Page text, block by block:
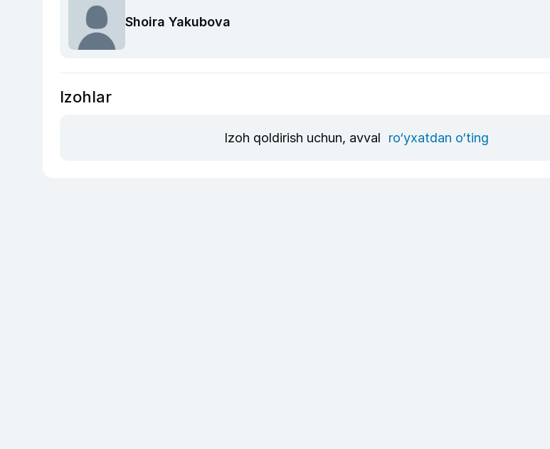
Shoira Yakubova
Izohlar
Izoh qoldirish uchun, avval ro‘yxatdan o‘ting